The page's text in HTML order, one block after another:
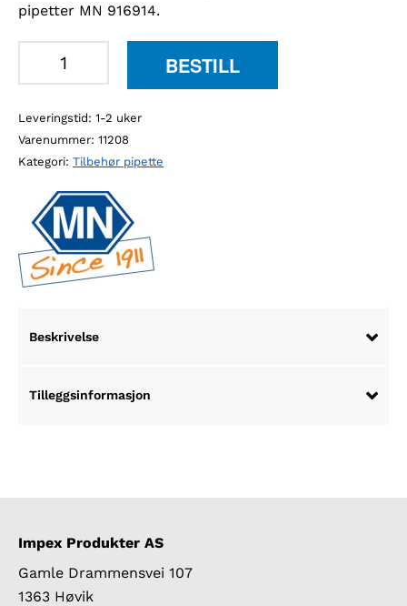
pipetter MN 916914.
pipettespisser
0,005-
0,2
100stk/pk
antall
BESTILL
Leveringstid: 1-2 uker
Varenummer: 11208
Kategori: Tilbehør pipette
Beskrivelse
Tilleggsinformasjon
Impex Produkter AS
Gamle Drammensvei 107
1363 Høvik